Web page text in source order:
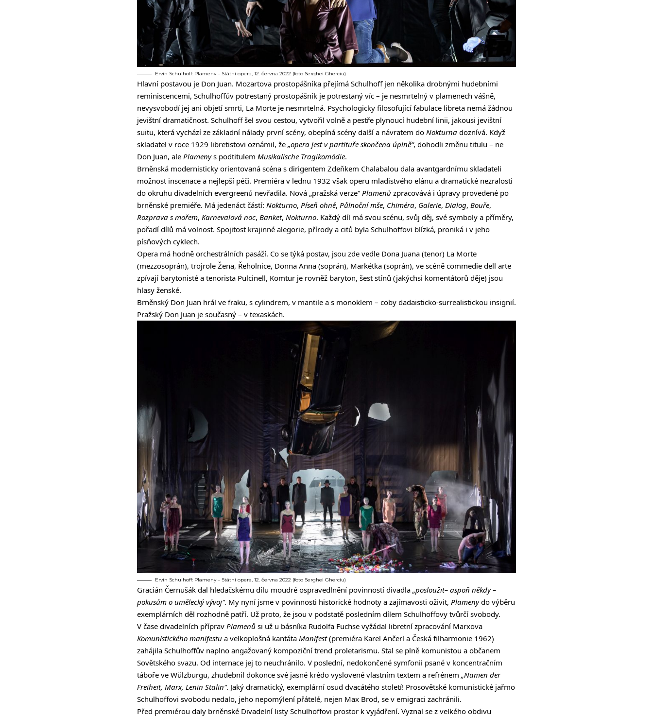
Ervín Schulhoff: Plameny – Státní opera, 12. června 2022 (foto Serghei Gherciu)
Hlavní postavou je Don Juan. Mozartova prostopášníka přejímá Schulhoff jen několika drobnými hudebními
reminiscencemi, Schulhoffův potrestaný prostopášník je potrestaný víc – je nesmrtelný v plamenech vášně,
nevysvobodí jej ani objetí smrti, La Morte je nesmrtelná. Psychologicky filosofující fabulace libreta nemá žádnou
jevištní dramatičnost. Schulhoff šel svou cestou, vytvořil volně a pestře plynoucí hudební linii, jakousi jevištní
suitu, která vychází ze základní nálady první scény, obepíná scény další a návratem do Nokturna doznívá. Když
skladatel v roce 1929 libretistovi oznámil, že „opera jest v partituře skončena úplně“, dohodli změnu titulu – ne
Don Juan, ale Plamenys podtitulem Musikalische Tragikomödie.
Brněnská modernisticky orientovaná scéna s dirigentem Zdeňkem Chalabalou dala avantgardnímu skladateli
možnost inscenace a nejlepší péči. Premiéra v lednu 1932 však operu mladistvého elánu a dramatické nezralosti
do okruhu divadelních evergreenů nevřadila. Nová „pražská verze“ Plamenů zpracovává i úpravy provedené po
brněnské premiéře. Má jedenáct částí: Nokturno, Píseň ohně, Půlnoční mše, Chiméra, Galerie, Dialog, Bouře,
Rozprava s mořem, Karnevalová noc, Banket, Nokturno. Každý díl má svou scénu, svůj děj, své symboly a příměry,
pořadí dílů má volnost. Spojitost krajinné alegorie, přírody a citů byla Schulhoffovi blízká, proniká i v jeho
písňových cyklech.
Opera má hodně orchestrálních pasáží. Co se týká postav, jsou zde vedle Dona Juana (tenor) La Morte
(mezzosoprán), trojrole Žena, Řeholnice, Donna Anna (soprán), Markétka (soprán), ve scéně commedie dell arte
zpívají barytonisté a tenorista Pulcinell, Komtur je rovněž baryton, šest stínů (jakýchsi komentátorů děje) jsou
hlasy ženské.
Brněnský Don Juan hrál ve fraku, s cylindrem, v mantile a s monoklem – coby dadaisticko-surrealistickou insignií.
Pražský Don Juan je současný – v texaskách.
Ervín Schulhoff: Plameny – Státní opera, 12. června 2022 (foto Serghei Gherciu)
Gracián Černušák dal hledačskému dílu moudré ospravedlnění povinností divadla „posloužit– aspoň někdy –
pokusům o umělecký vývoj“. My nyní jsme v povinnosti historické hodnoty a zajímavosti oživit, Plamenydo výběru
exemplárních děl rozhodně patří. Už proto, že jsou v podstatě posledním dílem Schulhoffovy tvůrčí svobody.
V čase divadelních příprav Plamenů si už u básníka Rudolfa Fuchse vyžádal libretní zpracování Marxova
Komunistického manifestu a velkoplošná kantáta Manifest(premiéra Karel Ančerl a Česká filharmonie 1962)
zahájila Schulhoffův naplno angažovaný kompoziční trend proletarismu. Stal se plně komunistou a občanem
Sovětského svazu. Od internace jej to neuchránilo. V poslední, nedokončené symfonii psané v koncentračním
táboře ve Wülzburgu, zhudebnil dokonce své jasné krédo vyslovené vlastním textem a refrénem „Namen der
Freiheit, Marx, Lenin Stalin“. Jaký dramatický, exemplární osud dvacátého století! Prosovětské komunistické jařmo
Schulhoffovi svobodu nedalo, jeho nepomýlení přátelé, nejen Max Brod, se v emigraci zachránili.
Před premiérou daly brněnské Divadelní listy Schulhoffovi prostor k vyjádření. Vyznal se z velkého obdivu